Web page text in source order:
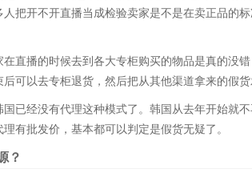
人把开不开直播当成检验卖家是不是在卖正品的
直播的时候去到各大专柜购买的物品是真的没
可以去专柜退货，然后把从其他渠道拿来的假货
已经没有代理这种模式了。韩国从去年开始就
有批发价，基本都可以判定是假货无疑了。
？